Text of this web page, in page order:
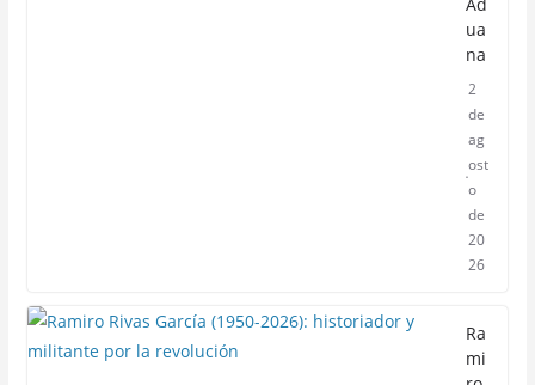
ua
na
2
de
ag
ost
o
de
20
26
Ra
mi